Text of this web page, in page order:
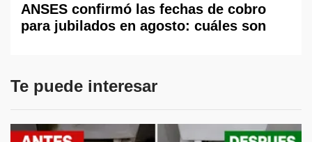
ANSES confirmó las fechas de cobro
para jubilados en agosto: cuáles son
Te puede interesar